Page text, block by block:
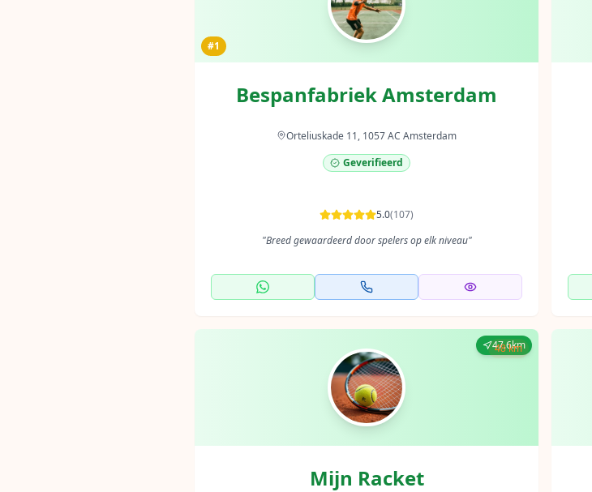
#1
Bespanfabriek Amsterdam
Orteliuskade 11, 1057 AC Amsterdam
Geverifieerd
5.0(107)
"Breed gewaardeerd door spelers op elk niveau"
47.6km
Mijn Racket
48 km